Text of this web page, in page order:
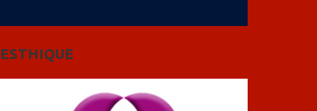
ESTHIQUE